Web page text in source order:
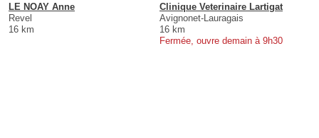
LE NOAY Anne
Revel
16 km
Clinique Veterinaire Lartigat
Avignonet-Lauragais
16 km
Fermée, ouvre demain à 9h30